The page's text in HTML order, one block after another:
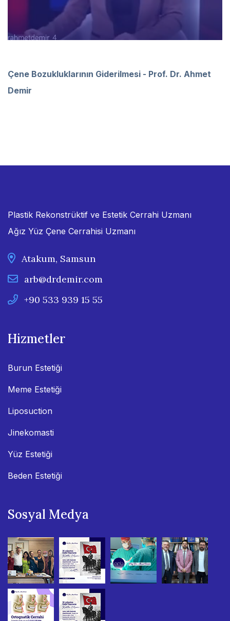
Çene Bozukluklarının Giderilmesi - Prof. Dr. Ahmet
Demir
Plastik Rekonstrüktif ve Estetik Cerrahi Uzmanı
Ağız Yüz Çene Cerrahisi Uzmanı
Atakum, Samsun
arb@drdemir.com
+90 533 939 15 55
Hizmetler
Burun Estetiği
Meme Estetiği
Liposuction
Jinekomasti
Yüz Estetiği
Beden Estetiği
Sosyal Medya